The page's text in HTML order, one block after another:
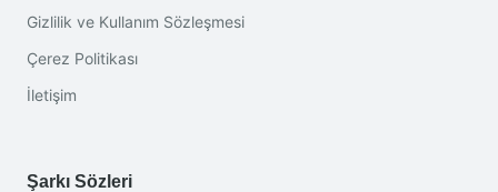
Gizlilik ve Kullanım Sözleşmesi
Çerez Politikası
İletişim
Şarkı Sözleri